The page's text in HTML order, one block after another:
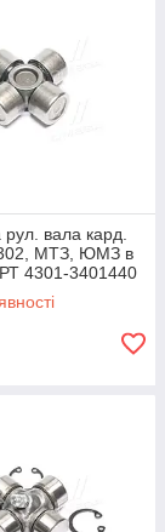
вала кард.
МТЗ, ЮМЗ в
4301-3401440